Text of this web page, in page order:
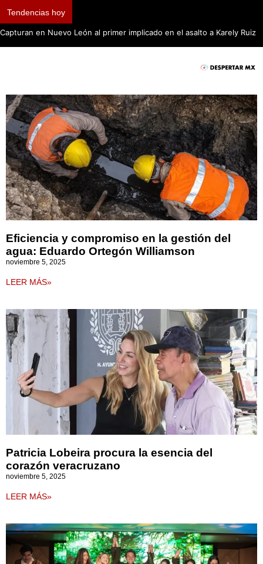
Tendencias hoy
Capturan en Nuevo León al primer implicado en el asalto a Karely Ruiz
Eficiencia y compromiso en la gestión del
agua: Eduardo Ortegón Williamson
noviembre 5, 2025
LEER MÁS»
Patricia Lobeira procura la esencia del
corazón veracruzano
noviembre 5, 2025
LEER MÁS»